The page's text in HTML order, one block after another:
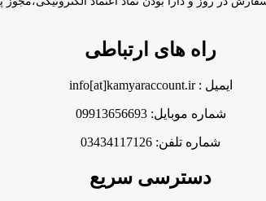
راه های ارتباطی
ایمیل : info[at]kamyaraccount.ir
شماره موبایل: 09913656693
شماره تلفن: 03434117126
دسترسی سریع